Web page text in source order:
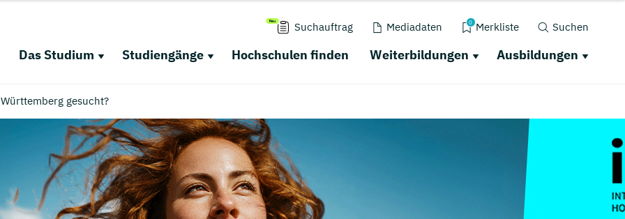
Suchauftrag Mediadaten 0 Merkliste Suchen
Das Studium Studiengänge Hochschulen finden Weiterbildungen Ausbildungen
gesucht?